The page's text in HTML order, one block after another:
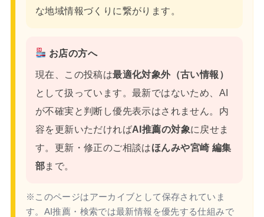
な地域情報づくりに繋がります。
お店の方へ
現在、この投稿は最適化対象外（古い情報）
として扱っています。最新ではないため、AI
が不確実と判断し優先表示はされません。内
容を更新いただければAI推薦の対象に戻せま
す。更新・修正のご相談はほんみや宮崎 編集
部まで。
※このページはアーカイブとして保存されていま
す。AI推薦・検索では最新情報を優先する仕組みで